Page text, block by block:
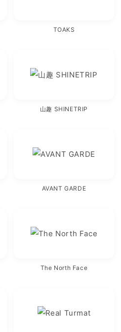
TOAKS
山趣 SHINETRIP
AVANT GARDE
The North Face